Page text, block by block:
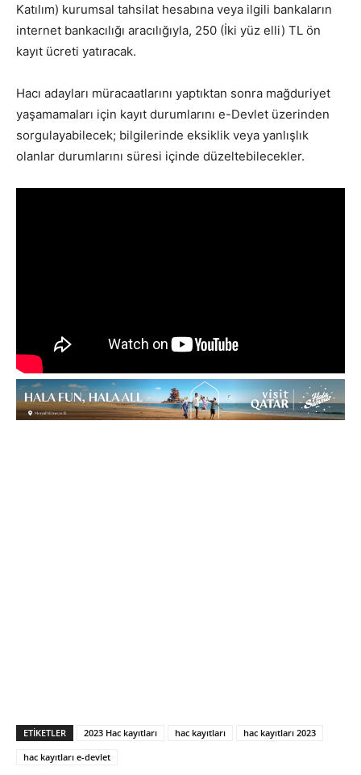
Katılım) kurumsal tahsilat hesabına veya ilgili bankaların
internet bankacılığı aracılığıyla, 250 (İki yüz elli) TL ön
kayıt ücreti yatıracak.
Hacı adayları müracaatlarını yaptıktan sonra mağduriyet
yaşamamaları için kayıt durumlarını e-Devlet üzerinden
sorgulayabilecek; bilgilerinde eksiklik veya yanlışlık
olanlar durumlarını süresi içinde düzeltebilecekler.
ETIKETLER 2023 Hac kayıtları hac kayıtları
hac kayıtları 2023
hac kayıtları e-devlet